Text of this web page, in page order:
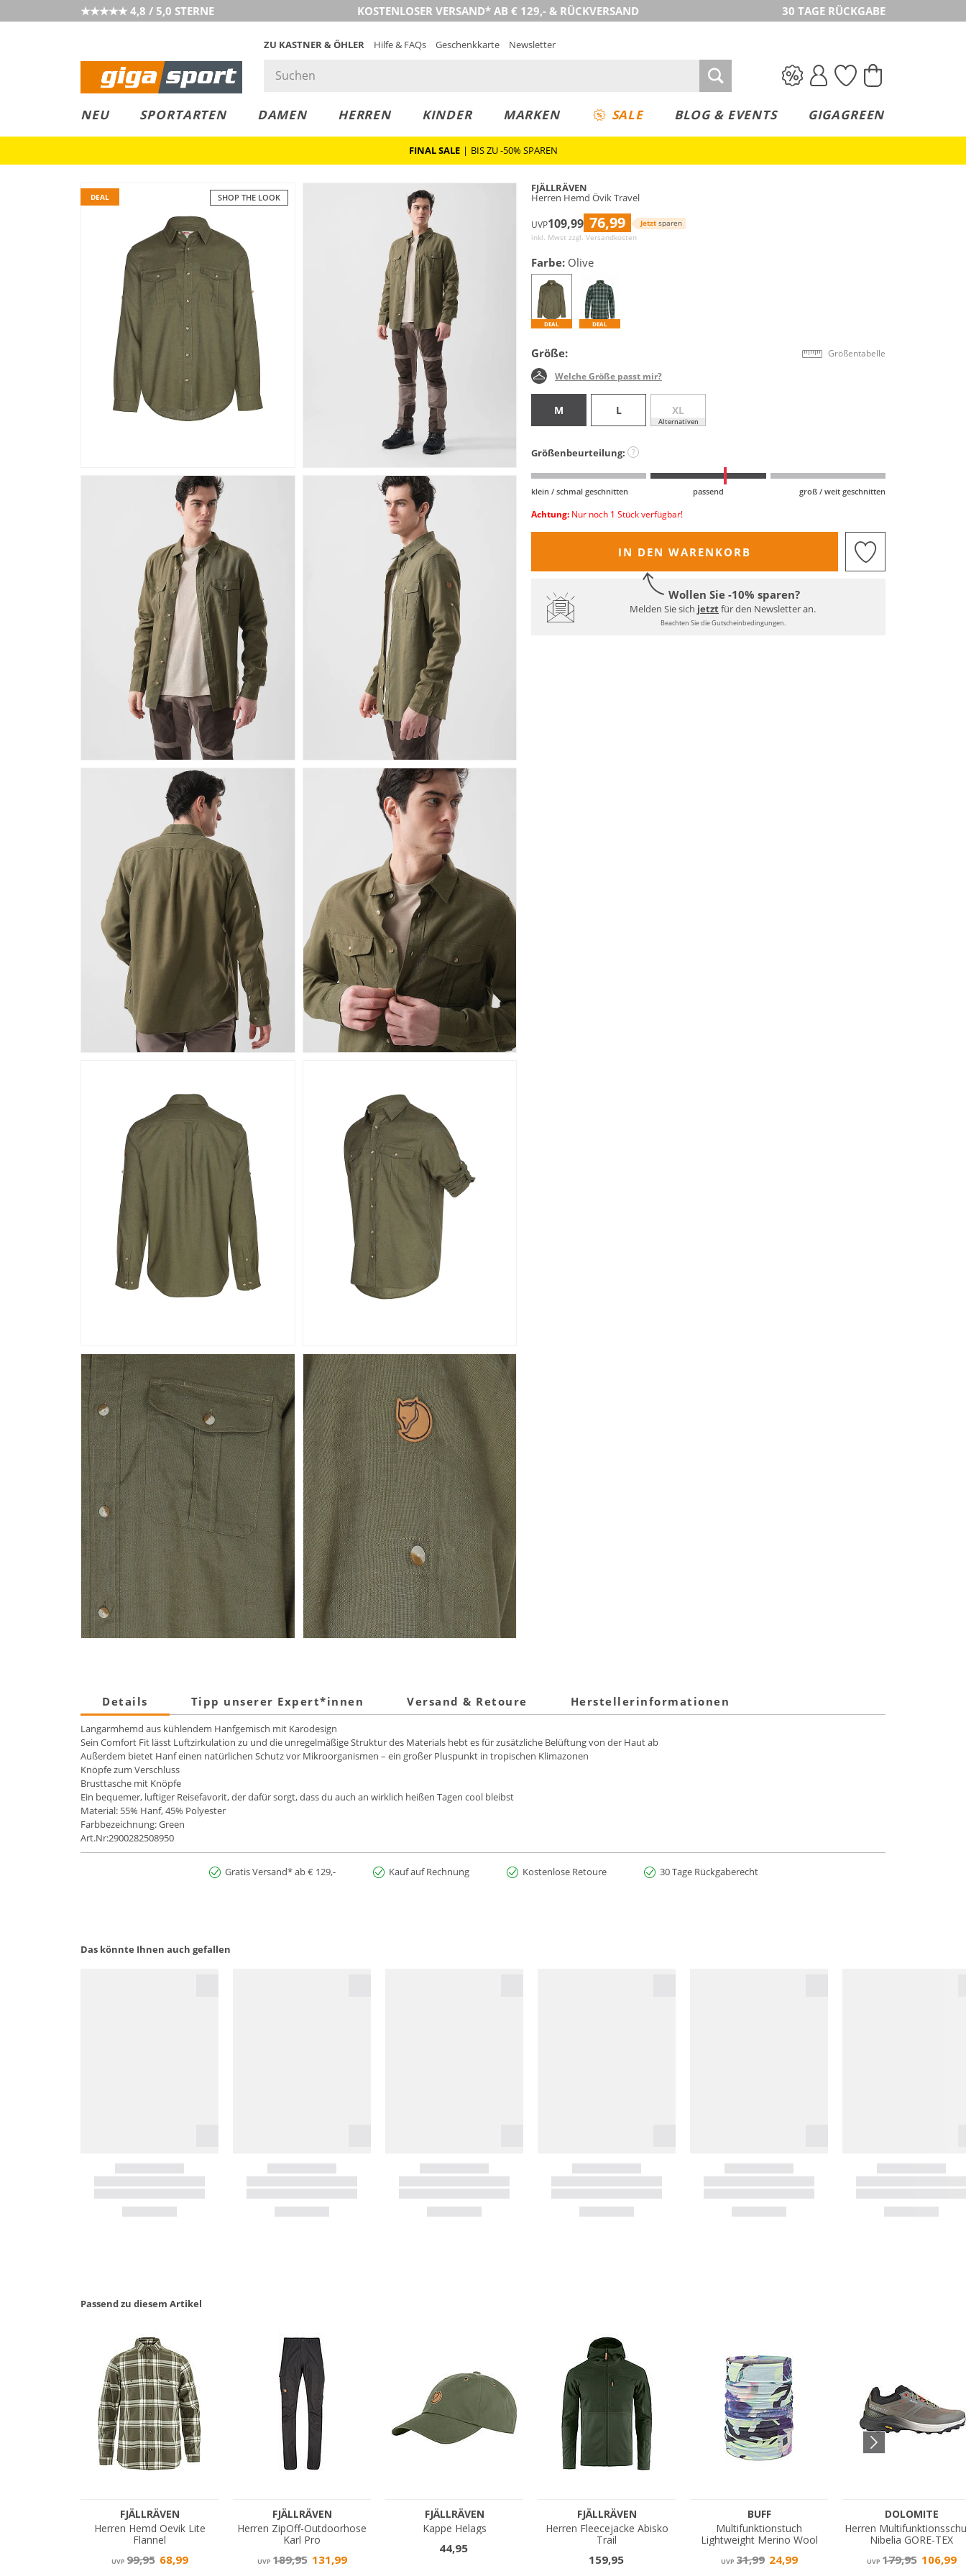
★★★★★ 4,8 / 5,0 STERNE KOSTENLOSER VERSAND* AB € 129,- & RÜCKVERSAND 30 TAGE RÜCKGABE
ZU KASTNER & ÖHLER Hilfe & FAQs Geschenkkarte Newsletter
NEU SPORTARTEN DAMEN HERREN KINDER MARKEN SALE BLOG & EVENTS GIGAGREEN
FINAL SALE | BIS ZU -50% SPAREN
SHOP THE LOOK
DEAL
FJÄLLRÄVEN
Herren Hemd Övik Travel
UVP109,99 76,99 Jetzt sparen
inkl. Mwst zzgl. Versandkosten
Farbe: Olive
DEAL DEAL
Größe: Größentabelle
Welche Größe passt mir?
M L XL
Alternativen
Größenbeurteilung: ?
klein / schmal geschnitten passend groß / weit geschnitten
Achtung: Nur noch 1 Stück verfügbar!
IN DEN WARENKORB
Wollen Sie -10% sparen?
Melden Sie sich jetztfür den Newsletter an.
Beachten Sie die Gutscheinbedingungen.
Details Tipp unserer Expert*innen Versand & Retoure Herstellerinformationen
Langarmhemd aus kühlendem Hanfgemisch mit Karodesign
Sein Comfort Fit lässt Luftzirkulation zu und die unregelmäßige Struktur des Materials hebt es für zusätzliche Belüftung von der Haut ab
Außerdem bietet Hanf einen natürlichen Schutz vor Mikroorganismen – ein großer Pluspunkt in tropischen Klimazonen
Knöpfe zum Verschluss
Brusttasche mit Knöpfe
Ein bequemer, luftiger Reisefavorit, der dafür sorgt, dass du auch an wirklich heißen Tagen cool bleibst
Material: 55% Hanf, 45% Polyester
Farbbezeichnung: Green
Art.Nr:2900282508950
Gratis Versand* ab € 129,- Kauf auf Rechnung Kostenlose Retoure 30 Tage Rückgaberecht
Das könnte Ihnen auch gefallen
Passend zu diesem Artikel